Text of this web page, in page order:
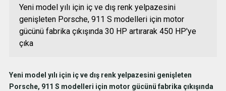
Yeni model yılı için iç ve dış renk yelpazesini
genişleten Porsche, 911 S modelleri için motor
gücünü fabrika çıkışında 30 HP artırarak 450 HP'ye
çıka
Yeni model yılı için iç ve dış renk yelpazesini genişleten
Porsche, 911 S modelleri için motor gücünü fabrika çıkışında